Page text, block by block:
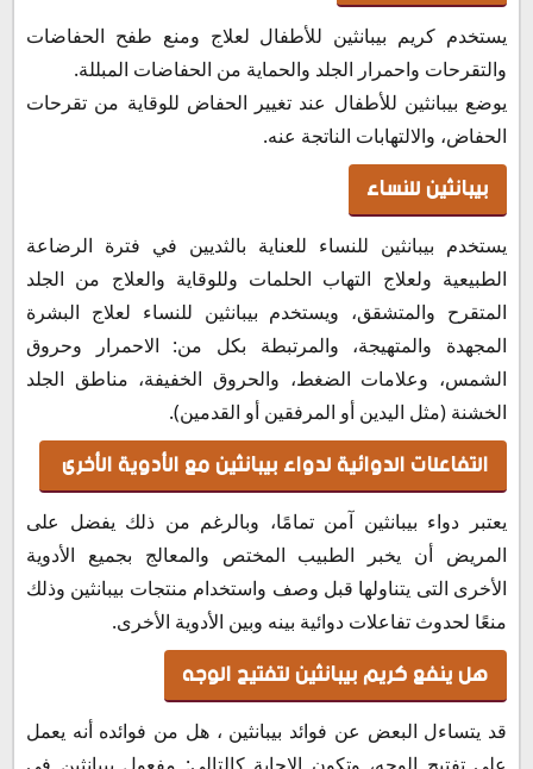
يستخدم كريم بيبانثين للأطفال لعلاج ومنع طفح الحفاضات
والتقرحات واحمرار الجلد والحماية من الحفاضات المبللة.
يوضع بيبانثين للأطفال عند تغيير الحفاض للوقاية من تقرحات
الحفاض، والالتهابات الناتجة عنه.
بيبانثين للنساء
يستخدم بيبانثين للنساء للعناية بالثديين في فترة الرضاعة
الطبيعية ولعلاج التهاب الحلمات وللوقاية والعلاج من الجلد
المتقرح والمتشقق، ويستخدم بيبانثين للنساء لعلاج البشرة
المجهدة والمتهيجة، والمرتبطة بكل من: الاحمرار وحروق
الشمس، وعلامات الضغط، والحروق الخفيفة، مناطق الجلد
الخشنة (مثل اليدين أو المرفقين أو القدمين).
التفاعلات الدوائية لدواء بيبانثين مع الأدوية الأخرى
يعتبر دواء بيبانثين آمن تمامًا، وبالرغم من ذلك يفضل على
المريض أن يخبر الطبيب المختص والمعالج بجميع الأدوية
الأخرى التى يتناولها قبل وصف واستخدام منتجات بيبانثين وذلك
منعًا لحدوث تفاعلات دوائية بينه وبين الأدوية الأخرى.
هل ينفع كريم بيبانثين لتفتيح الوجه
قد يتساءل البعض عن فوائد بيبانثين ، هل من فوائده أنه يعمل